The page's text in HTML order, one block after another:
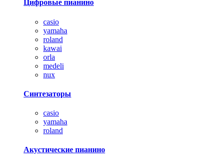
Цифровые пианино
casio
yamaha
roland
kawai
orla
medeli
nux
Синтезаторы
casio
yamaha
roland
Акустические пианино